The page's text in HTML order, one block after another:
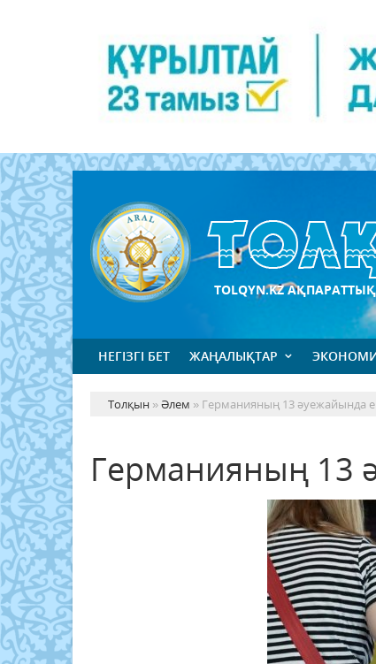
TOLQYN.KZ АҚПАРАТТЫҚ
НЕГІЗГІ БЕТ ЖАҢАЛЫҚТАР
Толқын »Әлем » Германияның 13 әуежайында
Германияның 13